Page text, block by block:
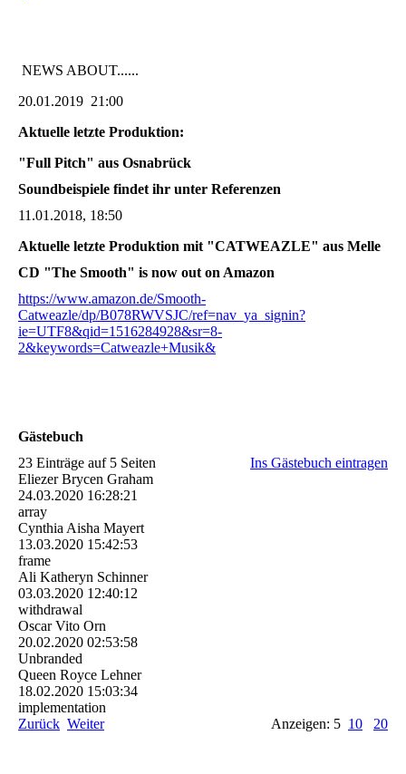
NEWS ABOUT......
20.01.2019 21:00
Aktuelle letzte Produktion:
"Full Pitch" aus Osnabrück
Soundbeispiele findet ihr unter Referenzen
11.01.2018, 18:50
Aktuelle letzte Produktion mit "CATWEAZLE" aus Melle
CD "The Smooth" is now out on Amazon
https://www.amazon.de/Smooth-
Catweazle/dp/B078RWVSJC/ref=nav_ya_signin?
ie=UTF8&qid=1516284928&sr=8-
2&keywords=Catweazle+Musik&
Gästebuch
23 Einträge auf 5 Seiten
Ins Gästebuch eintragen
Eliezer Brycen Graham
24.03.2020 16:28:21
array
Cynthia Aisha Mayert
13.03.2020 15:42:53
frame
Ali Katheryn Schinner
03.03.2020 12:40:12
withdrawal
Oscar Vito Orn
20.02.2020 02:53:58
Unbranded
Queen Royce Lehner
18.02.2020 15:03:34
implementation
Zurück Weiter Anzeigen: 5 10 20